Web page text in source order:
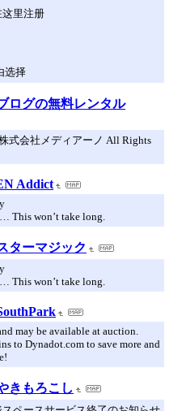
这里注册
选择
ログの無料レンタル
式会社メディアーノ All Rights
Addict
This won’t take long.
ターマジック
This won’t take long.
may be available at auction.
to Dynadot.com to save more and
きもろこし